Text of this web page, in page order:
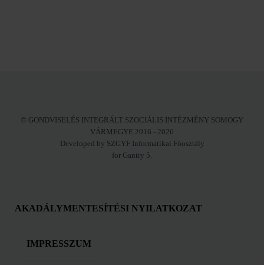
© GONDVISELÉS INTEGRÁLT SZOCIÁLIS INTÉZMÉNY SOMOGY
VÁRMEGYE 2016 - 2026
Developed by SZGYF Informatikai Főosztály
for Gantry 5.
AKADÁLYMENTESÍTÉSI NYILATKOZAT
IMPRESSZUM